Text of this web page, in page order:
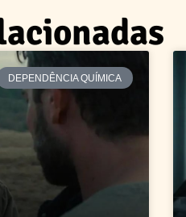
DEPENDÊNCIA QUÍMICA